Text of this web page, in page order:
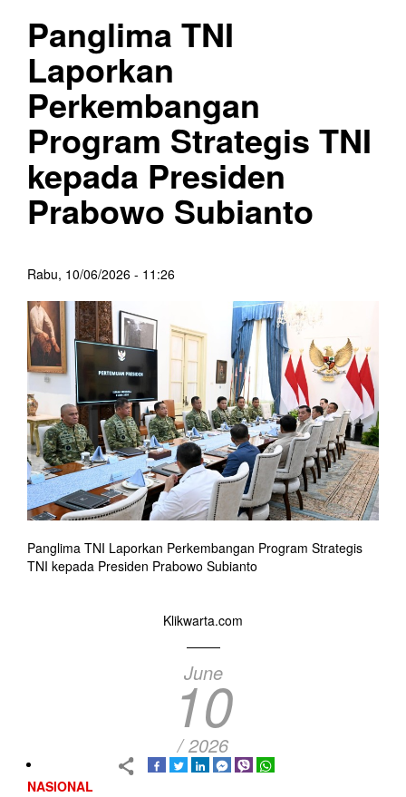
Panglima TNI
Laporkan
Perkembangan
Program Strategis TNI
kepada Presiden
Prabowo Subianto
Rabu, 10/06/2026 - 11:26
Panglima TNI Laporkan Perkembangan Program Strategis
TNI kepada Presiden Prabowo Subianto
Klikwarta.com
June
10
/ 2026
NASIONAL